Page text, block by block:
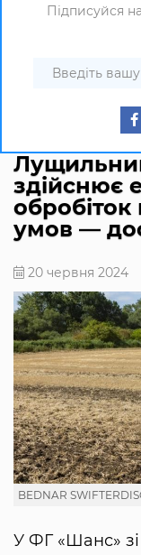
Підписуйся
здійснює
обробіток
умов —
20 червня 2024
BEDNAR
У ФГ «Шанс» зі